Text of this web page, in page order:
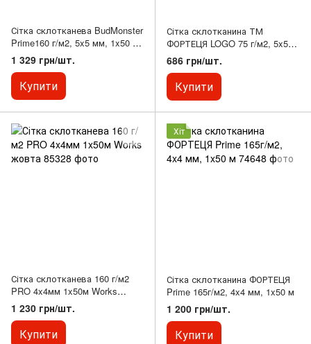
Сітка склотканева BudMonster
Prime160 г/м2, 5x5 мм, 1x50 м,
жовта
1 329 грн/шт.
Купити
Сітка склотканина ТМ
ФОРТЕЦЯ LOGO 75 г/м2, 5x5
мм, 1x50м
686 грн/шт.
Купити
Сітка склотканева 160 г/м2
PRO 4x4мм 1x50м Works
жовта
1 230 грн/шт.
Купити
Хіт
Сітка склотканина ФОРТЕЦЯ
Prime 165г/м2, 4x4 мм, 1x50 м
1 200 грн/шт.
Купити